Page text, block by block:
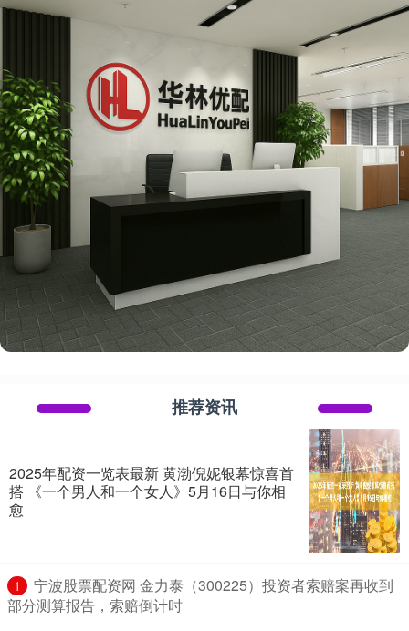
推荐资讯
2025年配资一览表最新 黄渤倪妮银幕惊喜首
搭 《一个男人和一个女人》5月16日与你相
愈
1
​宁波股票配资网 金力泰（300225）投资者索赔案再收到
部分测算报告，索赔倒计时